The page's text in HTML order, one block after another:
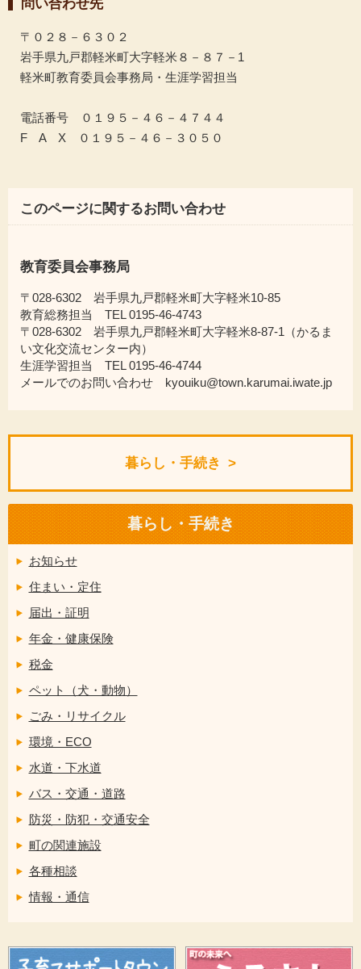
問い合わせ先
〒０２８－６３０２
岩手県九戸郡軽米町大字軽米８－８７－1
軽米町教育委員会事務局・生涯学習担当
電話番号 ０１９５－４６－４７４４
F A X ０１９５－４６－３０５０
このページに関するお問い合わせ
教育委員会事務局
〒028-6302 岩手県九戸郡軽米町大字軽米10-85
教育総務担当 TEL 0195-46-4743
〒028-6302 岩手県九戸郡軽米町大字軽米8-87-1（かるま
い文化交流センター内）
生涯学習担当 TEL 0195-46-4744
メールでのお問い合わせ kyouiku@town.karumai.iwate.jp
暮らし・手続き
暮らし・手続き
お知らせ
住まい・定住
届出・証明
年金・健康保険
税金
ペット（犬・動物）
ごみ・リサイクル
環境・ECO
水道・下水道
バス・交通・道路
防災・防犯・交通安全
町の関連施設
各種相談
情報・通信